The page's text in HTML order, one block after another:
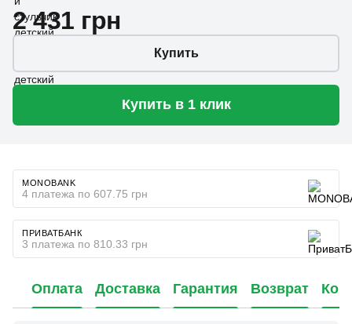
2 431 грн
Купить
Купить в 1 клик
MONOBANK
4 платежа по 607.75 грн
ПРИВАТБАНК
3 платежа по 810.33 грн
Оплата Доставка Гарантия Возврат